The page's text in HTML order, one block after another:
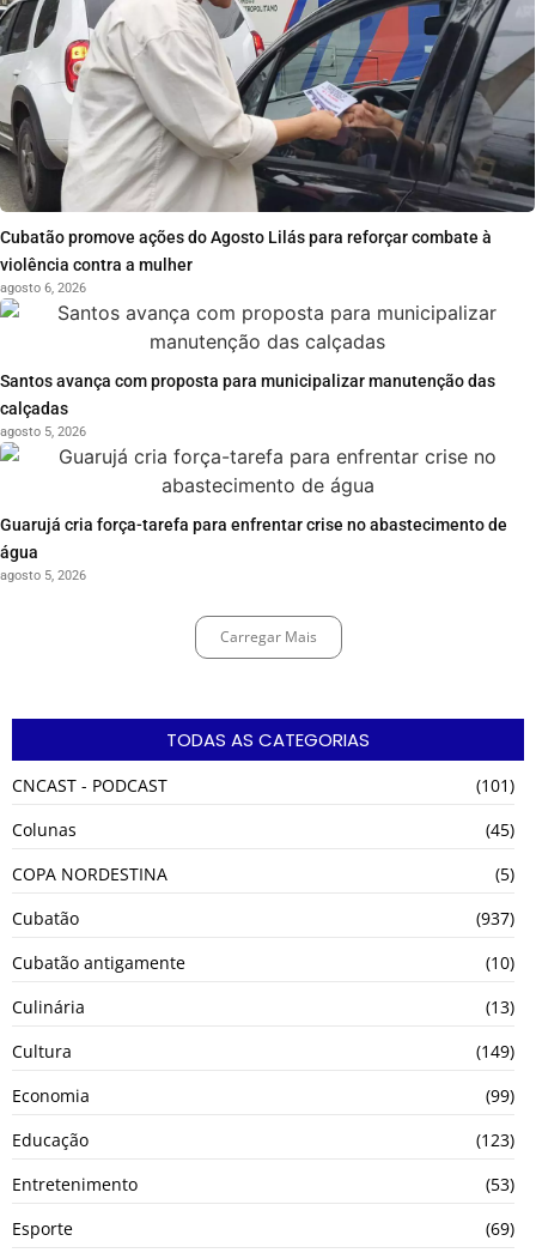
Cubatão promove ações do Agosto Lilás para reforçar combate à
violência contra a mulher
agosto 6, 2026
Santos avança com proposta para municipalizar manutenção das
calçadas
agosto 5, 2026
Guarujá cria força-tarefa para enfrentar crise no abastecimento de
água
agosto 5, 2026
Carregar Mais
TODAS AS CATEGORIAS
CNCAST - PODCAST
(101)
Colunas
(45)
COPA NORDESTINA
(5)
Cubatão
(937)
Cubatão antigamente
(10)
Culinária
(13)
Cultura
(149)
Economia
(99)
Educação
(123)
Entretenimento
(53)
Esporte
(69)